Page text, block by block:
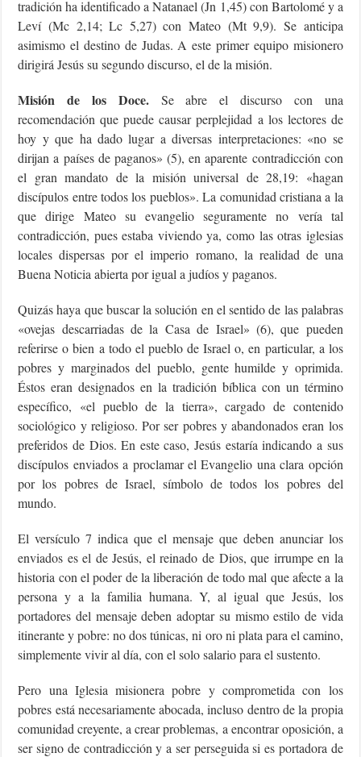
tradición ha identificado a Natanael (Jn 1,45) con Bartolomé y a
Leví (Mc 2,14; Lc 5,27) con Mateo (Mt 9,9). Se anticipa
asimismo el destino de Judas. A este primer equipo misionero
dirigirá Jesús su segundo discurso, el de la misión.
Misión de los Doce. Se abre el discurso con una
recomendación que puede causar perplejidad a los lectores de
hoy y que ha dado lugar a diversas interpretaciones: «no se
dirijan a países de paganos» (5), en aparente contradicción con
el gran mandato de la misión universal de 28,19: «hagan
discípulos entre todos los pueblos». La comunidad cristiana a la
que dirige Mateo su evangelio seguramente no vería tal
contradicción, pues estaba viviendo ya, como las otras iglesias
locales dispersas por el imperio romano, la realidad de una
Buena Noticia abierta por igual a judíos y paganos.
Quizás haya que buscar la solución en el sentido de las palabras
«ovejas descarriadas de la Casa de Israel» (6), que pueden
referirse o bien a todo el pueblo de Israel o, en particular, a los
pobres y marginados del pueblo, gente humilde y oprimida.
Éstos eran designados en la tradición bíblica con un término
específico, «el pueblo de la tierra», cargado de contenido
sociológico y religioso. Por ser pobres y abandonados eran los
preferidos de Dios. En este caso, Jesús estaría indicando a sus
discípulos enviados a proclamar el Evangelio una clara opción
por los pobres de Israel, símbolo de todos los pobres del
mundo.
El versículo 7 indica que el mensaje que deben anunciar los
enviados es el de Jesús, el reinado de Dios, que irrumpe en la
historia con el poder de la liberación de todo mal que afecte a la
persona y a la familia humana. Y, al igual que Jesús, los
portadores del mensaje deben adoptar su mismo estilo de vida
itinerante y pobre: no dos túnicas, ni oro ni plata para el camino,
simplemente vivir al día, con el solo salario para el sustento.
Pero una Iglesia misionera pobre y comprometida con los
pobres está necesariamente abocada, incluso dentro de la propia
comunidad creyente, a crear problemas, a encontrar oposición, a
ser signo de contradicción y a ser perseguida si es portadora de